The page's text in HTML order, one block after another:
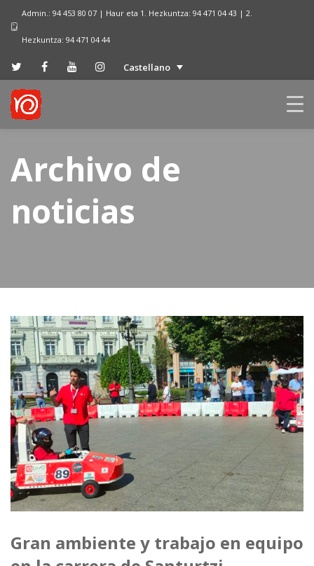
Admin.: 94 453 80 07 | Haur eta 1. Hezkuntza: 94 471 04 43 | 2.
Hezkuntza: 94 471 04 44
Castellano
Archivo de
noticias
Gran ambiente y trabajo en equipo